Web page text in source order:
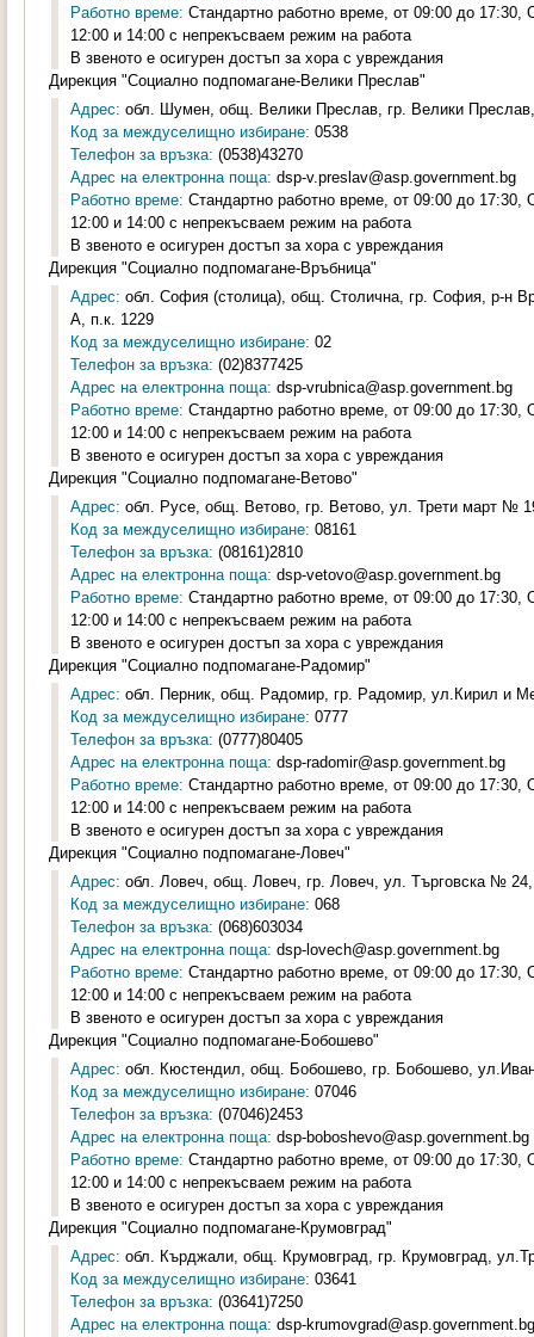
Работно време: Стандартно работно време, от 09:00 до
12:00 и 14:00 с непрекъсваем режим на работа
В звеното е осигурен достъп за хора с увреждания
Дирекция "Социално подпомагане-Велики Преслав"
Адрес: обл. Шумен, общ. Велики Преслав, гр. Велики
Код за междуселищно избиране: 0538
Телефон за връзка: (0538)43270
Адрес на електронна поща: dsp-v.preslav@asp.government.bg
Работно време: Стандартно работно време, от 09:00 до
12:00 и 14:00 с непрекъсваем режим на работа
В звеното е осигурен достъп за хора с увреждания
Дирекция "Социално подпомагане-Връбница"
Адрес: обл. София (столица), общ. Столична, гр. София, р-н
А, п.к. 1229
Код за междуселищно избиране: 02
Телефон за връзка: (02)8377425
Адрес на електронна поща: dsp-vrubnica@asp.government.bg
Работно време: Стандартно работно време, от 09:00 до
12:00 и 14:00 с непрекъсваем режим на работа
В звеното е осигурен достъп за хора с увреждания
Дирекция "Социално подпомагане-Ветово"
Адрес: обл. Русе, общ. Ветово, гр. Ветово, ул. Трети март №
Код за междуселищно избиране: 08161
Телефон за връзка: (08161)2810
Адрес на електронна поща: dsp-vetovo@asp.government.bg
Работно време: Стандартно работно време, от 09:00 до
12:00 и 14:00 с непрекъсваем режим на работа
В звеното е осигурен достъп за хора с увреждания
Дирекция "Социално подпомагане-Радомир"
Адрес: обл. Перник, общ. Радомир, гр. Радомир, ул.Кирил и
Код за междуселищно избиране: 0777
Телефон за връзка: (0777)80405
Адрес на електронна поща: dsp-radomir@asp.government.bg
Работно време: Стандартно работно време, от 09:00 до
12:00 и 14:00 с непрекъсваем режим на работа
В звеното е осигурен достъп за хора с увреждания
Дирекция "Социално подпомагане-Ловеч"
Адрес: обл. Ловеч, общ. Ловеч, гр. Ловеч, ул. Търговска № 24,
Код за междуселищно избиране: 068
Телефон за връзка: (068)603034
Адрес на електронна поща: dsp-lovech@asp.government.bg
Работно време: Стандартно работно време, от 09:00 до
12:00 и 14:00 с непрекъсваем режим на работа
В звеното е осигурен достъп за хора с увреждания
Дирекция "Социално подпомагане-Бобошево"
Адрес: обл. Кюстендил, общ. Бобошево, гр. Бобошево,
Код за междуселищно избиране: 07046
Телефон за връзка: (07046)2453
Адрес на електронна поща: dsp-boboshevo@asp.government.bg
Работно време: Стандартно работно време, от 09:00 до
12:00 и 14:00 с непрекъсваем режим на работа
В звеното е осигурен достъп за хора с увреждания
Дирекция "Социално подпомагане-Крумовград"
Адрес: обл. Кърджали, общ. Крумовград, гр. Крумовград,
Код за междуселищно избиране: 03641
Телефон за връзка: (03641)7250
Адрес на електронна поща: dsp-krumovgrad@asp.government.bg